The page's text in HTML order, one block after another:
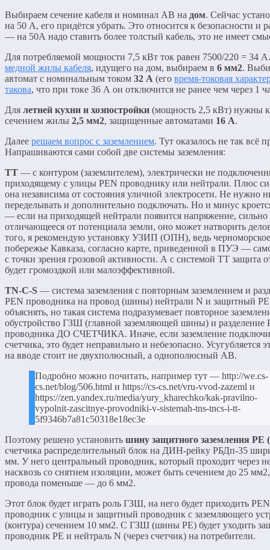
Выбираем сечение кабеля и номинал АВ на дом. Сейчас
на 50 А, его придётся убрать. Это относится к безопасности и
— на 50А надо ставить более толстый кабель, это не имеет
Для потребляемой мощности 7,5 кВт ток равен 7500/220 = 34
медной жилы кабеля, идущего на дом, выбираем в 6 мм2.
автомат с номинальным током 32 А (его время-токовая
такова, что при токе 36 А он отключится не ранее чем через 1
Для летней кухни и хозпостройки (мощность 2,5 кВт) нужны
сечением жилы 2,5 мм2, защищенные автоматами 16 А.
Далее решаем вопрос с заземлением. Тут оказалось не так всё
Напрашиваются сами собой две системы заземления:
TT — с контуром (заземлителем), электрически не
приходящему с улицы PEN проводнику или нейтрали. Плюс
она независима от состояния уличной электросети. Не нужно
переделывать и дополнительно подключать. Но и минус
— если на приходящей нейтрали появится напряжение, сильно
отличающееся от потенциала земли, оно может натворить
того, я рекомендую установку УЗИП (ОПН), ведь черноморское
побережье Кавказа, согласно карте, приведенной в ПУЭ —
с точки зрения грозовой активности. А с системой ТТ защита
будет громоздкой или малоэффективной.
TN-C-S — система заземления с повторным заземлением и
PEN проводника на провод (шины) нейтрали N и защитный
объяснять, но такая система подразумевает повторное
обустройство ГЗШ (главной заземляющей шины) и разделение
проводника ДО СЧЕТЧИКА. Иначе, если заземление
счетчика, это будет неправильно и небезопасно. Усугубляется
на вводе стоит не двухполюсный, а однополюсный АВ.
Подробно можно почитать, например тут — http://we.cs-
cs.net/blog/506.html и https://cs-cs.net/vru-vvod-zazeml и
https://zen.yandex.ru/media/yury_kharechko/kak-pravilno-
vypolnit-zascitnye-provodniki-v-sistemah-tns-tncs-i-tt-
5f9346b7a81c50318e18ec3e
Поэтому решено установить шину защитного заземления
счетчика распределительный блок на ДИН-рейку РБДп-35
мм. У него центральный проводник, который проходит через
насквозь со снятием изоляции, может быть сечением до 25
провода поменьше — до 6 мм2.
Этот блок будет играть роль ГЗШ, на него будет приходить PEN
проводник с улицы и защитный проводник с заземляющего
(контура) сечением 10 мм2. С ГЗШ (шины РЕ) будет уходить
проводник РЕ и нейтраль N (через счетчик) на потребители.